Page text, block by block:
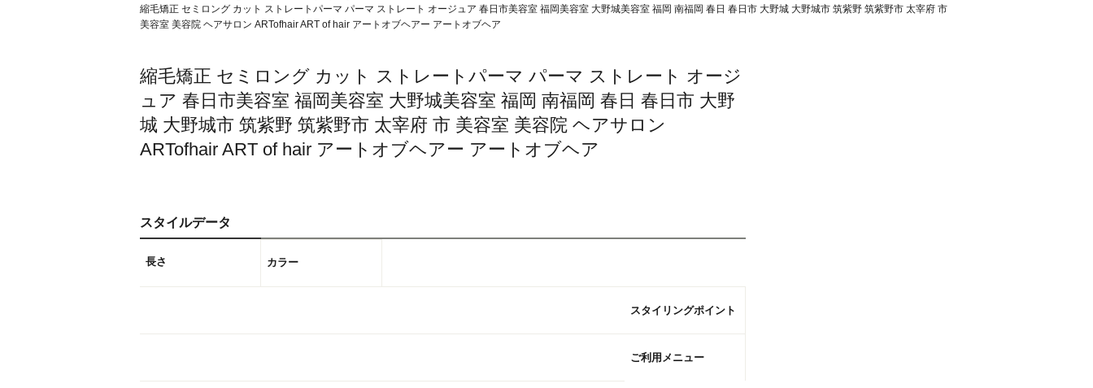
縮毛矯正 セミロング カット ストレートパーマ パーマ ストレート オージュア 春日市美容室 福岡美容室 大野城美容室 福岡 南福岡 春日 春日市 大野城 大野城市 筑紫野 筑紫野市 太宰府 市
美容室 美容院 ヘアサロン ARTofhair ART of hair アートオブヘアー アートオブヘア
縮毛矯正 セミロング カット ストレートパーマ パーマ ストレート オージ
ュア 春日市美容室 福岡美容室 大野城美容室 福岡 南福岡 春日 春日市 大野
城 大野城市 筑紫野 筑紫野市 太宰府 市 美容室 美容院 ヘアサロン
ARTofhair ART of hair アートオブヘアー アートオブヘア
スタイルデータ
長さ カラー
スタイリングポイント
ご利用メニュー